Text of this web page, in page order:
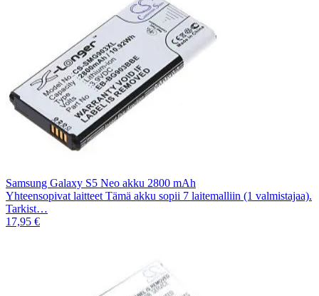
Samsung Galaxy S5 Neo akku 2800 mAh
Yhteensopivat laitteet Tämä akku sopii 7 laitemalliin (1 valmistajaa).
Tarkist…
17,95 €